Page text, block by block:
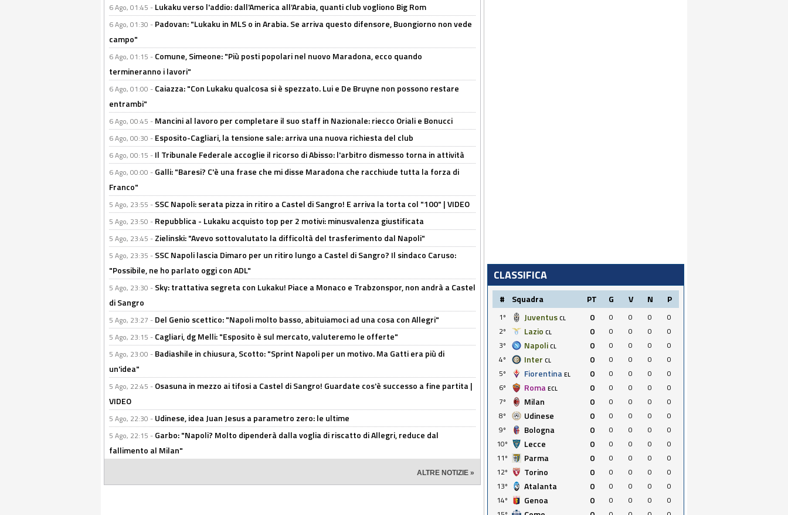
6 Ago, 01:45 - Lukaku verso l'addio: dall'America all'Arabia, quanti club vogliono Big Rom
6 Ago, 01:30 - Padovan: "Lukaku in MLS o in Arabia. Se arriva questo difensore, Buongiorno non vede
campo"
6 Ago, 01:15 - Comune, Simeone: "Più posti popolari nel nuovo Maradona, ecco quando
termineranno i lavori"
6 Ago, 01:00 - Caiazza: "Con Lukaku qualcosa si è spezzato. Lui e De Bruyne non possono restare
entrambi"
6 Ago, 00:45 - Mancini al lavoro per completare il suo staff in Nazionale: riecco Oriali e Bonucci
6 Ago, 00:30 - Esposito-Cagliari, la tensione sale: arriva una nuova richiesta del club
6 Ago, 00:15 - Il Tribunale Federale accoglie il ricorso di Abisso: l'arbitro dismesso torna in attività
6 Ago, 00:00 - Galli: "Baresi? C'è una frase che mi disse Maradona che racchiude tutta la forza di
Franco"
5 Ago, 23:55 - SSC Napoli: serata pizza in ritiro a Castel di Sangro! E arriva la torta col "100" | VIDEO
5 Ago, 23:50 - Repubblica - Lukaku acquisto top per 2 motivi: minusvalenza giustificata
5 Ago, 23:45 - Zielinski: "Avevo sottovalutato la difficoltà del trasferimento dal Napoli"
5 Ago, 23:35 - SSC Napoli lascia Dimaro per un ritiro lungo a Castel di Sangro? Il sindaco Caruso:
"Possibile, ne ho parlato oggi con ADL"
5 Ago, 23:30 - Sky: trattativa segreta con Lukaku! Piace a Monaco e Trabzonspor, non andrà a Castel
di Sangro
5 Ago, 23:27 - Del Genio scettico: "Napoli molto basso, abituiamoci ad una cosa con Allegri"
5 Ago, 23:15 - Cagliari, dg Melli: "Esposito è sul mercato, valuteremo le offerte"
5 Ago, 23:00 - Badiashile in chiusura, Scotto: "Sprint Napoli per un motivo. Ma Gatti era più di
un'idea"
5 Ago, 22:45 - Osasuna in mezzo ai tifosi a Castel di Sangro! Guardate cos'è successo a fine partita |
VIDEO
5 Ago, 22:30 - Udinese, idea Juan Jesus a parametro zero: le ultime
5 Ago, 22:15 - Garbo: "Napoli? Molto dipenderà dalla voglia di riscatto di Allegri, reduce dal
fallimento al Milan"
ALTRE NOTIZIE »
CLASSIFICA
# Squadra PT G V N P
1º Juventus CL 0 0 0 0
0
2º
Lazio CL 0 0 0 0
0
3º
Napoli CL 0 0 0 0
0
4º
Inter CL 0 0 0 0
0
5º
Fiorentina EL 0 0 0 0
0
6º
Roma ECL 0 0 0 0
0
7º
Milan 0 0 0 0
0
8º
Udinese 0 0 0 0
0
9º
Bologna 0 0 0 0
0
10º
Lecce 0 0 0 0
0
11º
Parma 0 0 0 0
0
12º
Torino 0 0 0 0
0
13º
Atalanta 0 0 0 0
0
14º
Genoa 0 0 0 0
0